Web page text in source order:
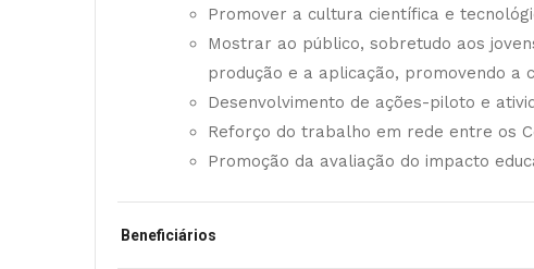
Promover a cultura científica e
Mostrar ao público, sobretudo aos
produção e a aplicação, promovendo a
Desenvolvimento de ações-piloto e
Reforço do trabalho em rede entre os
Promoção da avaliação do impacto
Beneficiários